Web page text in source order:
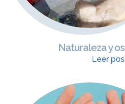
Naturaleza y
Leer